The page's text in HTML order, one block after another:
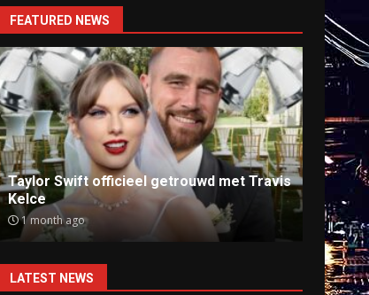
FEATURED NEWS
Ray J klaagt Kim Kardashian aan om
sekstape
9 months ago
Anti-
9
LATEST NEWS